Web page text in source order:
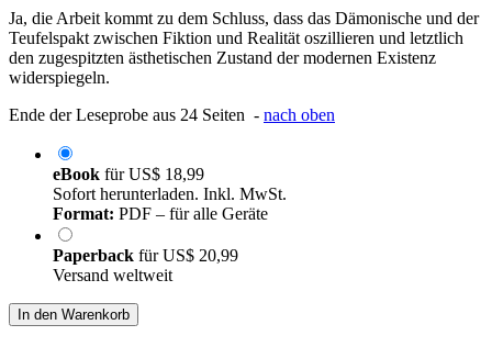
Ja, die Arbeit kommt zu dem Schluss, dass das Dämonische und der
Teufelspakt zwischen Fiktion und Realität oszillieren und letztlich
den zugespitzten ästhetischen Zustand der modernen Existenz
widerspiegeln.
Ende der Leseprobe aus 24 Seiten - nach oben
eBook fürUS$ 18,99
Sofort herunterladen. Inkl. MwSt.
Format: PDF – für alle Geräte
Paperback fürUS$ 20,99
Versand weltweit
In den Warenkorb